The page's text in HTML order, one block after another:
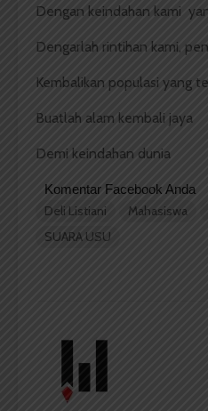
Dengan keindahan kami
Dengarlah rintihan kami,
Kembalikan populasi yang
Buatlah alam kembali jaya
Demi keindahan dunia
Komentar Facebook Anda
Deli Listiani Mahasiswa
SUARA USU